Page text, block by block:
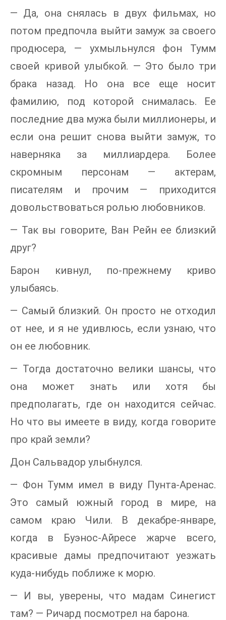
— Да, она снялась в двух фильмах, но
потом предпочла выйти замуж за своего
продюсера, — ухмыльнулся фон Тумм
своей кривой улыбкой. — Это было три
брака назад. Но она все еще носит
фамилию, под которой снималась. Ее
последние два мужа были миллионеры, и
если она решит снова выйти замуж, то
наверняка за миллиардера. Более
скромным персонам — актерам,
писателям и прочим — приходится
довольствоваться ролью любовников.
— Так вы говорите, Ван Рейн ее близкий
друг?
Барон кивнул, по-прежнему криво
улыбаясь.
— Самый близкий. Он просто не отходил
от нее, и я не удивлюсь, если узнаю, что
он ее любовник.
— Тогда достаточно велики шансы, что
она может знать или хотя бы
предполагать, где он находится сейчас.
Но что вы имеете в виду, когда говорите
про край земли?
Дон Сальвадор улыбнулся.
— Фон Тумм имел в виду Пунта-Аренас.
Это самый южный город в мире, на
самом краю Чили. В декабре-январе,
когда в Буэнос-Айресе жарче всего,
красивые дамы предпочитают уезжать
куда-нибудь поближе к морю.
— И вы, уверены, что мадам Синегист
там? — Ричард посмотрел на барона.